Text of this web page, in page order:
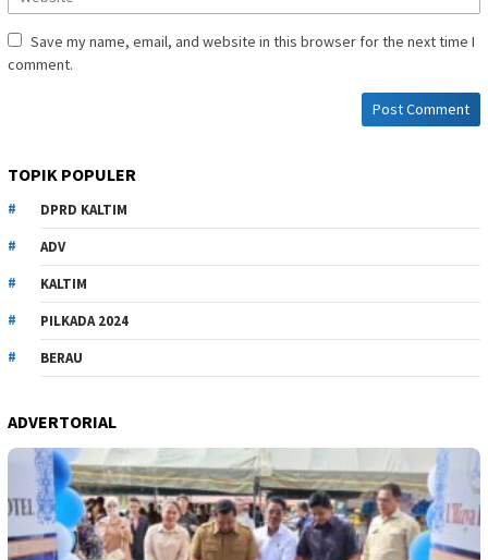
Save my name, email, and website in this browser for the next time I
comment.
TOPIK POPULER
DPRD KALTIM
ADV
KALTIM
PILKADA 2024
BERAU
ADVERTORIAL